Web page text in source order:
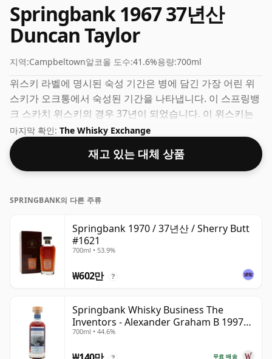
Springbank 1967 37년산
Duncan Taylor
지역:Campbeltown알코올 도수:41.6%용량:700ml
위스키 라벨에 명시된 숙성 기간은 병에 담긴 가장 어린 위
스키가 오크통에서 숙성된 기간을 나타냅니다. 이 스프링뱅
크 스카치 위스키의 경우 37년이 되었습니다. 이 위스키는
70cl 병에 담겨 있으며 41.6% 도수로 병입되었습니다.
마지막 확인: The Whisky Exchange
재고 있는 대체 상품
SPRINGBANK의 다른 주류
Springbank 1970 / 37년산 / Sherry Butt
#1621
700ml • 53.9%
₩602만 ?
Springbank Whisky Business The
Inventors - Alexander Graham B 1997
28년산
700ml • 44.6%
무료 배송